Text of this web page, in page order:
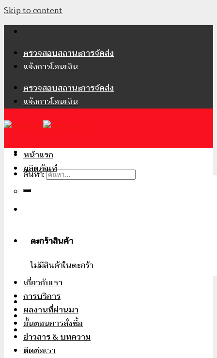
Skip to content
ตรวจสอบสถานะการจัดส่ง
แจ้งการโอนเงิน
ตรวจสอบสถานะการจัดส่ง
แจ้งการโอนเงิน
ค้นหา:
ตะกร้าสินค้า
ไม่มีสินค้าในตะกร้า
หน้าแรก
ผลิตภัณฑ์
เกี่ยวกับเรา
การบริการ
ผลงานที่ผ่านมา
ขั้นตอนการสั่งซื้อ
ข่าวสาร & บทความ
ติดต่อเรา